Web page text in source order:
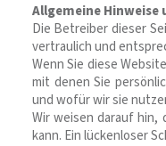
Allgemeine
Die Betreiber dieser
vertraulich und
Wenn Sie diese
mit denen Sie
und wofür wir sie
Wir weisen darauf hin,
kann. Ein lückenloser